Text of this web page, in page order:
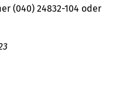
(040) 24832-104 oder